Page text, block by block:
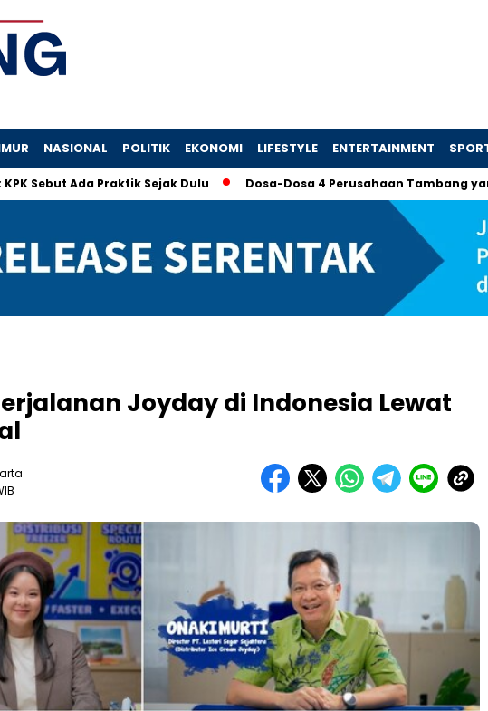
NASIONAL POLITIK EKONOMI LIFESTYLE ENTERTAINMENT
Ada Praktik Sejak Dulu Dosa-Dosa 4 Perusahaan Tambang yang
Joyday di Indonesia Lewat